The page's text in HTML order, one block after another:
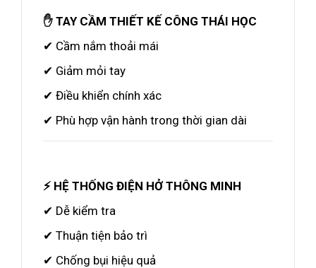
✋ TAY CẦM THIẾT KẾ CÔNG THÁI HỌC
✔ Cầm nắm thoải mái
✔ Giảm mỏi tay
✔ Điều khiển chính xác
✔ Phù hợp vận hành trong thời gian dài
⚡ HỆ THỐNG ĐIỆN HỞ THÔNG MINH
✔ Dễ kiểm tra
✔ Thuận tiện bảo trì
✔ Chống bụi hiệu quả